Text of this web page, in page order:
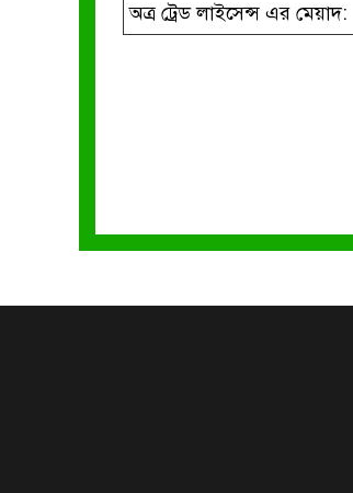
অত্র ট্রেড লাইসেন্স এর মেয়াদ: